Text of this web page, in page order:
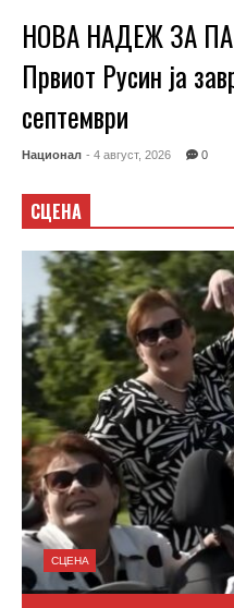
НОВА НАДЕЖ ЗА
Првиот Русин ја
септември
Национал - 4 август, 2026 0
СЦЕНА
СЦЕНА